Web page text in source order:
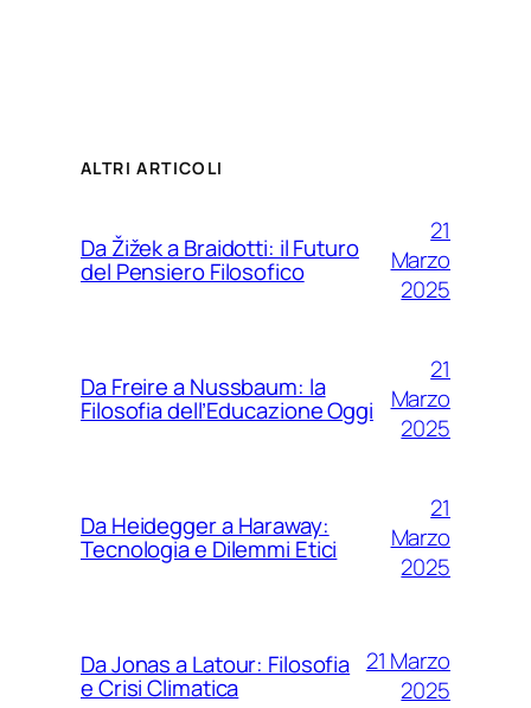
ALTRI ARTICOLI
Da Žižek a Braidotti: il Futuro
del Pensiero Filosofico
21
Marzo
2025
Da Freire a Nussbaum: la
Filosofia dell’Educazione Oggi
21
Marzo
2025
Da Heidegger a Haraway:
Tecnologia e Dilemmi Etici
21
Marzo
2025
Da Jonas a Latour: Filosofia
e Crisi Climatica
21 Marzo
2025